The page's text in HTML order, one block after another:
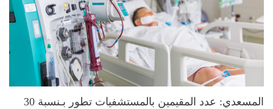
المسعدي: عدد المقيمين بالمستشفيات تطور بـنسبة 30